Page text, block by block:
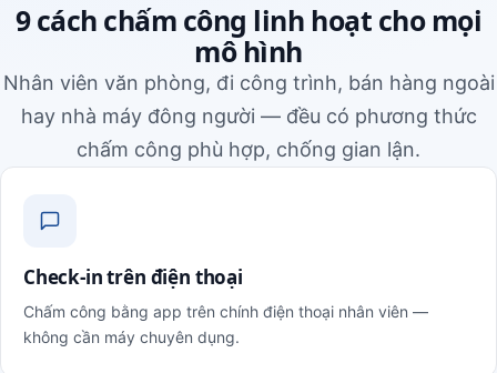
9 cách chấm công linh hoạt cho mọi
mô hình
Nhân viên văn phòng, đi công trình, bán hàng ngoài
hay nhà máy đông người — đều có phương thức
chấm công phù hợp, chống gian lận.
Check-in trên điện thoại
Chấm công bằng app trên chính điện thoại nhân viên —
không cần máy chuyên dụng.